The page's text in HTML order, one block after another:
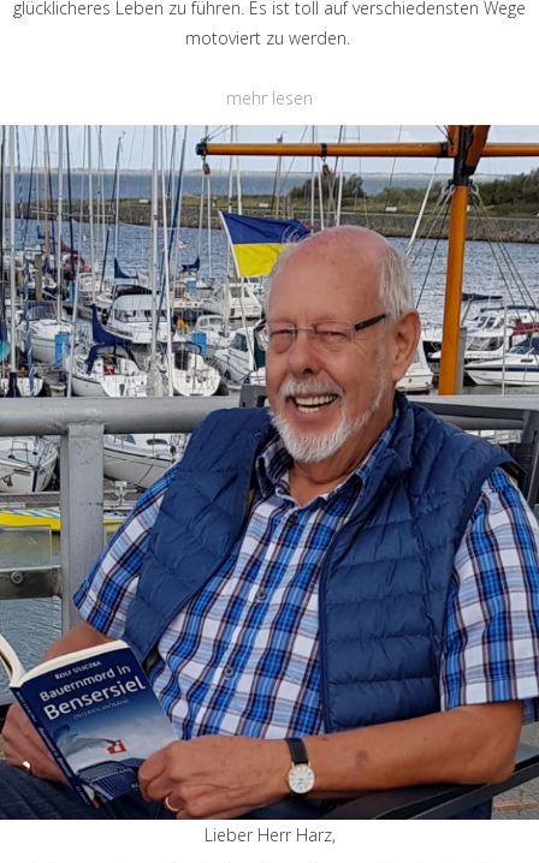
glücklicheres Leben zu führen. Es ist toll auf verschiedensten Wege
motoviert zu werden.
mehr lesen
Lieber Herr Harz,